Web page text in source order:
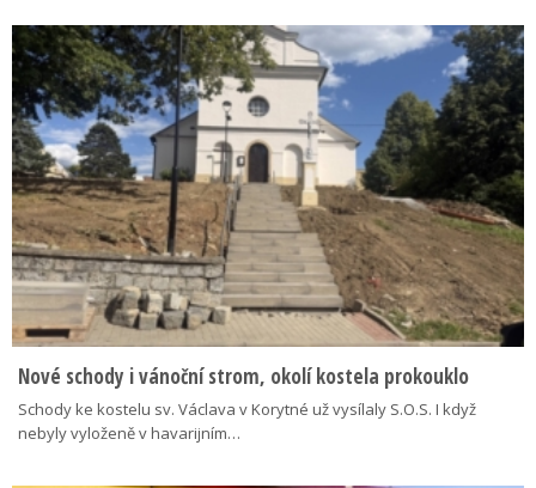
Nové schody i vánoční strom, okolí kostela prokouklo
Schody ke kostelu sv. Václava v Korytné už vysílaly S.O.S. I když
nebyly vyloženě v havarijním…